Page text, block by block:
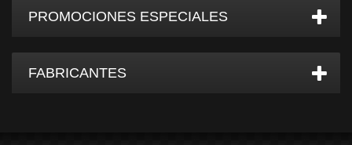
PROMOCIONES ESPECIALES
FABRICANTES